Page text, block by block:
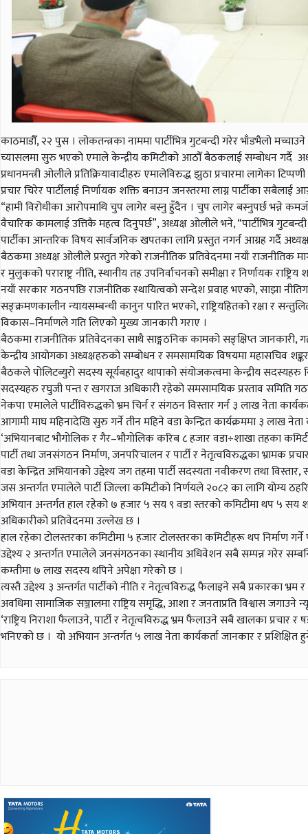
काठमाडौँ, २२ पुस । लोकतन्त्रका नाममा पार्टीभित्र गुटबन्दी गरेर भाँडभैलो
च्यासलमा सुरु भएको एमाले केन्द्रीय कमिटीको आठौँ बैठकलाई सम्बोधन गर्दै
प्रधानमन्त्री ओलीले प्रतिक्रियावादीहरु एमालेविरुद्ध झुठा प्रचारमा लागेका
प्रचार चिरेर पार्टीलाई निर्णायक शक्ति बनाउन जनस्तरमा लाग्न पार्टीका सबैलाई
“हामी विरोधीका आरोपमाथि चुप लागेर बस्नु हुँदैन । चुप लागेर बस्नुपर्छ भन्ने
वैचारिक कामलाई उत्तिकै महत्व दिनुपर्छ”, अध्यक्ष ओलीले भने, “पार्टीभित्र
पार्टीका आन्तरिक विषय सार्वजनिक खपतका लागि प्रस्तुत नगर्न आग्रह गर्दै
बैठकमा अध्यक्ष ओलीले प्रस्तुत गरेको राजनीतिक प्रतिवेदनमा नयाँ राजनीतिक
र मुलुकको पराराष्ट्र नीति, स्थानीय तह उपनिर्वाचनको समीक्षा र निर्णायक
नयाँ सरकार गठनपछि राजनीतिक स्थायित्वको सन्देश प्रवाह भएको, साझा
सङ्क्रमणकालीन न्यायसम्बन्धी कानुन पारित भएको, राष्ट्रियहितको रक्षा र
विकास–निर्माणले गति लिएको मुख्य जानकारी गराए ।
बैठकमा राजनीतिक प्रतिवेदनका साथै साङ्गठनिक कामको सङ्क्षिप्त जानकारी,
केन्द्रीय आयोगका अध्यक्षहरुको सम्बोधन र समसामयिक विषयमा महासचिव
बैठकले पोलिटब्युरो सदस्य सूर्यबहादुर थापाको संयोजकत्वमा केन्द्रीय सदस्यहरु
सदस्यहरु रघुजी पन्त र खगराज अधिकारी रहेको समसामयिक प्रस्ताव समिति
नेकपा एमालेले पार्टीविरुद्धको भ्रम चिर्न र संगठन विस्तार गर्न ३ लाख नेता
आगामी माघ महिनादेखि सुरु गर्ने तीन महिने वडा केन्द्रित कार्यक्रममा ३ लाख नेता
‘अभियानबाट भौगोलिक र गैर–भौगोलिक करिब ८ हजार वडा÷शाखा तहका
पार्टी तथा जनसंगठन निर्माण, जनपरिचालन र पार्टी र नेतृत्वविरुद्धका भ्रामक
वडा केन्द्रित अभियानको उद्देश्य जग तहमा पार्टी सदस्यता नवीकरण तथा
जस अन्तर्गत एमालेले पार्टी जिल्ला कमिटीको निर्णयले २०८२ का लागि योग्य
अभियान अन्तर्गत हाल रहेको ७ हजार ५ सय ९ वडा स्तरको कमिटीमा थप ५ सय
अधिकारीको प्रतिवेदनमा उल्लेख छ ।
हाल रहेका टोलस्तरका कमिटीमा ५ हजार टोलस्तरका कमिटीहरू थप निर्माण
उद्देश्य २ अन्तर्गत एमालेले जनसंगठनका स्थानीय अधिवेशन सबै सम्पन्न गरेर
कम्तीमा ७ लाख सदस्य थपिने अपेक्षा गरेको छ ।
त्यस्तै उद्देश्य ३ अन्तर्गत पार्टीको नीति र नेतृत्वविरुद्ध फैलाइने सबै प्रकारका
अवधिमा सामाजिक सञ्जालमा राष्ट्रिय समृद्धि, आशा र जनताप्रति विश्वास
‘राष्ट्रिय निराशा फैलाउने, पार्टी र नेतृत्वविरुद्ध भ्रम फैलाउने सबै खालका
भनिएको छ । यो अभियान अन्तर्गत ५ लाख नेता कार्यकर्ता जानकार र